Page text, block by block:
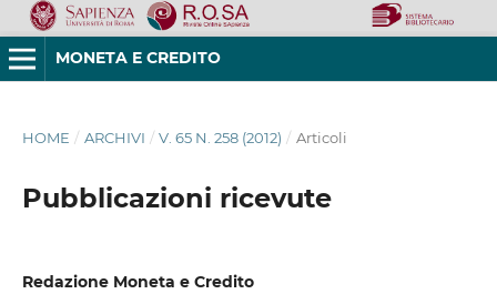
MONETA E CREDITO
HOME / ARCHIVI / V. 65 N. 258 (2012) / Articoli
Pubblicazioni ricevute
Redazione Moneta e Credito